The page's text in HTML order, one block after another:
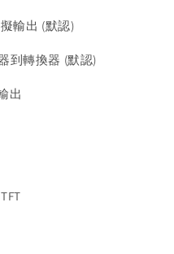
輸出 (默認)
到轉換器 (默認)
出